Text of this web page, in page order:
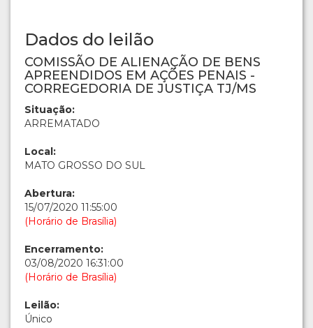
Dados do leilão
COMISSÃO DE ALIENAÇÃO DE BENS
APREENDIDOS EM AÇÕES PENAIS -
CORREGEDORIA DE JUSTIÇA TJ/MS
Situação:
ARREMATADO
Local:
MATO GROSSO DO SUL
Abertura:
15/07/2020 11:55:00
(Horário de Brasília)
Encerramento:
03/08/2020 16:31:00
(Horário de Brasília)
Leilão:
Único